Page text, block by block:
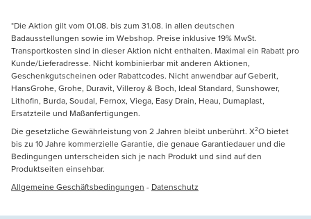
*Die Aktion gilt vom 01.08. bis zum 31.08. in allen deutschen
Badausstellungen sowie im Webshop. Preise inklusive 19% MwSt.
Transportkosten sind in dieser Aktion nicht enthalten. Maximal ein Rabatt pro
Kunde/Lieferadresse. Nicht kombinierbar mit anderen Aktionen,
Geschenkgutscheinen oder Rabattcodes. Nicht anwendbar auf Geberit,
HansGrohe, Grohe, Duravit, Villeroy & Boch, Ideal Standard, Sunshower,
Lithofin, Burda, Soudal, Fernox, Viega, Easy Drain, Heau, Dumaplast,
Ersatzteile und Maßanfertigungen.
Die gesetzliche Gewährleistung von 2 Jahren bleibt unberührt. X²O bietet
bis zu 10 Jahre kommerzielle Garantie, die genaue Garantiedauer und die
Bedingungen unterscheiden sich je nach Produkt und sind auf den
Produktseiten einsehbar.
Allgemeine Geschäftsbedingungen - Datenschutz